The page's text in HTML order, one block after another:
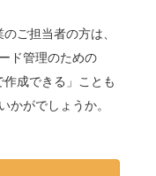
ご担当者の方は、
ド管理のための
作成できる」ことも
かがでしょうか。